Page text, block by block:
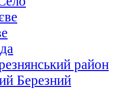
район
Березний